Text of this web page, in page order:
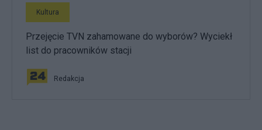
Kultura
Przejęcie TVN zahamowane do wyborów? Wyciekł
list do pracowników stacji
Redakcja